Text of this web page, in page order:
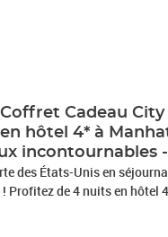
Coffret Cadeau
hôtel 4* à
incontournables
des États-Unis en
! Profitez de 4 nuits en hôtel
pour 2 personnes au cœur